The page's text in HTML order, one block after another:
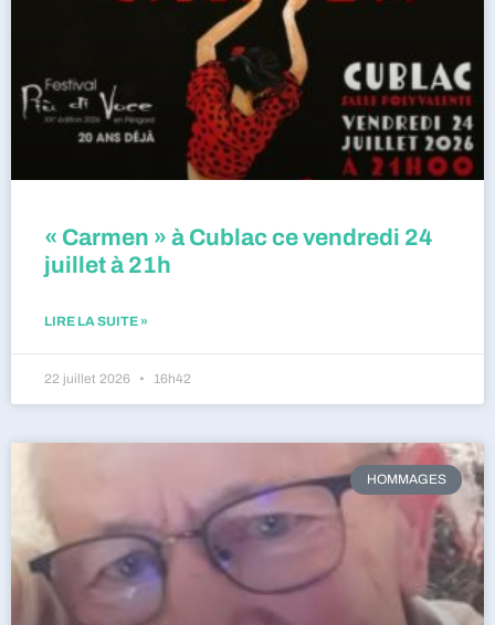
« Carmen » à Cublac ce vendredi 24
juillet à 21h
LIRE LA SUITE »
22 juillet 2026 16h42
HOMMAGES